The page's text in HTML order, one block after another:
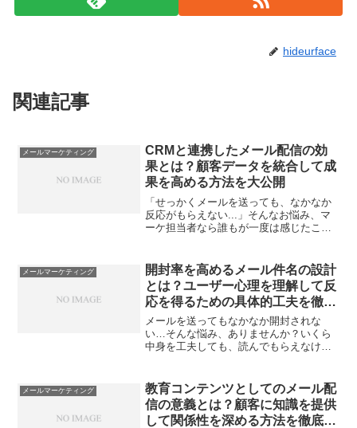
hideurface
関連記事
メールマーケティング
CRMと連携したメール配信の効
果とは？顧客データを統合して成
果を高める方法を大公開
「せっかくメールを送っても、なかなか
反応がもらえない...」そんなお悩み、マ
ーケ担当者なら誰もが一度は感じたこと
とも多いですよね。でも実は、CRMとメ
ール配信を組み合わ...
メールマーケティング
開封率を高めるメール件名の設計
とは？ユーザー心理を理解して反
応を得るための具体的工夫を徹底
解説
メールを送ってもなかなか開封されな
い…そんな悩み、ありませんか？いくら
中身を工夫しても、読んでもらえなけれ
す。でも、ただ目立つだけの件名は逆効
果になることも。そこで今回...
メールマーケティング
教育コンテンツとしてのメール配
信の意義とは？顧客に知識を提供
して関係性を深める方法を徹底解